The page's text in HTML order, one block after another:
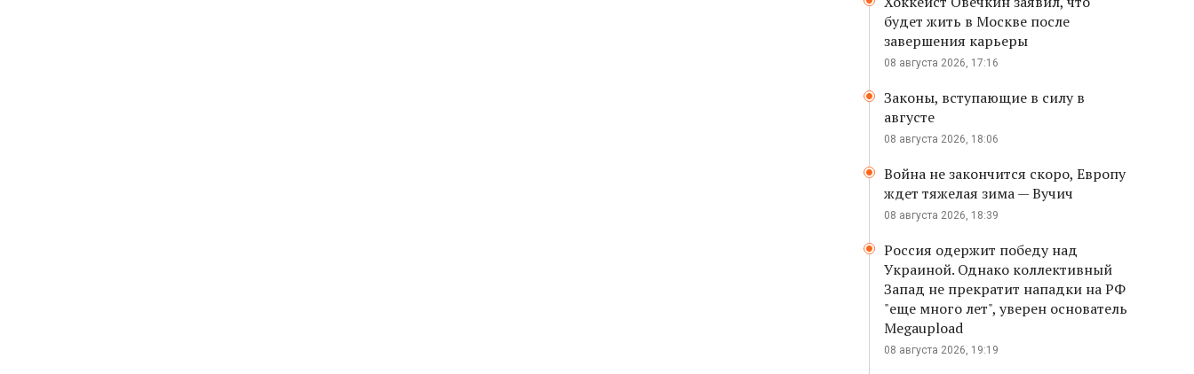
будет жить в Москве после
завершения карьеры
08 августа 2026, 17:16
Законы, вступающие в силу в
августе
08 августа 2026, 18:06
Война не закончится скоро, Европу
ждет тяжелая зима — Вучич
08 августа 2026, 18:39
Россия одержит победу над
Украиной. Однако коллективный
Запад не прекратит нападки на РФ
"еще много лет", уверен основатель
Megaupload
08 августа 2026, 19:19